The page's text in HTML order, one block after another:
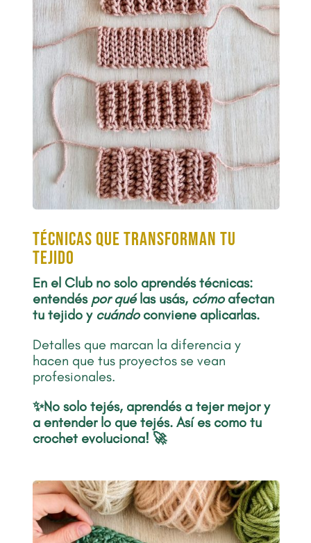
Técnicas que transforman tu
tejido
En el Club no solo aprendés técnicas:
entendés por quélas usás, cómoafectan
tu tejido y cuándoconviene aplicarlas.
Detalles que marcan la diferencia y
hacen que tus proyectos se vean
profesionales.
✨No solo tejés, aprendés a tejer mejor y
a entender lo que tejés. Así es comotu
crochet evoluciona! 🚀